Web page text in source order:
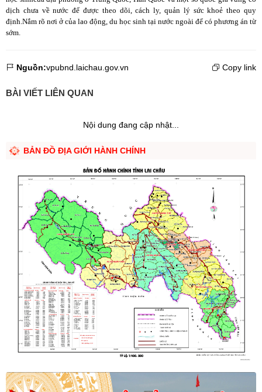
dịch chưa về nước để được theo dõi, cách ly, quản lý sức khoẻ theo quy
định.Nắm rõ nơi ở của lao động, du học sinh tại nước ngoài để có phương án từ
sớm.
Nguồn:vpubnd.laichau.gov.vn Copy link
BÀI VIẾT LIÊN QUAN
Nội dung đang cập nhật...
BẢN ĐỒ ĐỊA GIỚI HÀNH CHÍNH